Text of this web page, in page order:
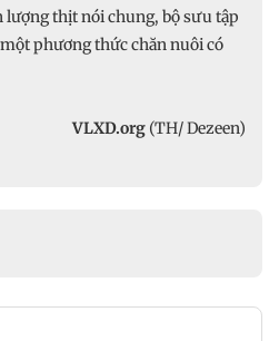
lượng thịt nói chung, bộ sưu tập
phương thức chăn nuôi có
VLXD.org (TH/ Dezeen)